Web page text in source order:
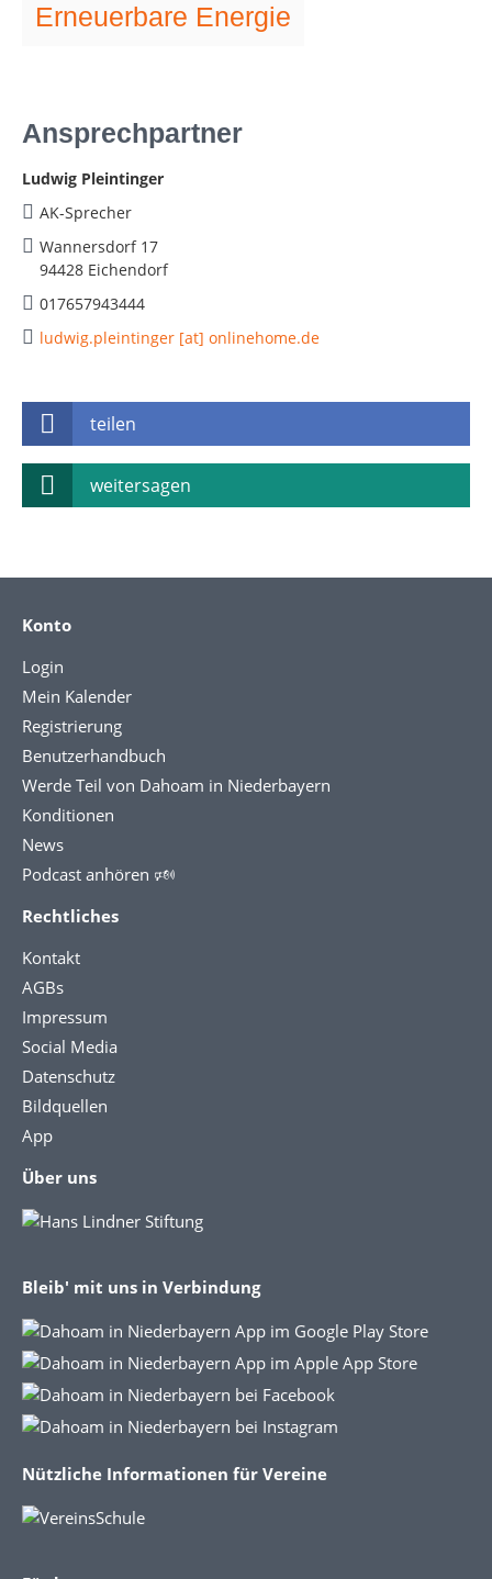
Erneuerbare Energie
Ansprechpartner
Ludwig Pleintinger
AK-Sprecher
Wannersdorf 17
94428 Eichendorf
017657943444
ludwig.pleintinger [at] onlinehome.de
teilen
weitersagen
Konto
Login
Mein Kalender
Registrierung
Benutzerhandbuch
Werde Teil von Dahoam in Niederbayern
Konditionen
News
Podcast anhören 🕬
Rechtliches
Kontakt
AGBs
Impressum
Social Media
Datenschutz
Bildquellen
App
Über uns
Bleib' mit uns in Verbindung
Nützliche Informationen für Vereine